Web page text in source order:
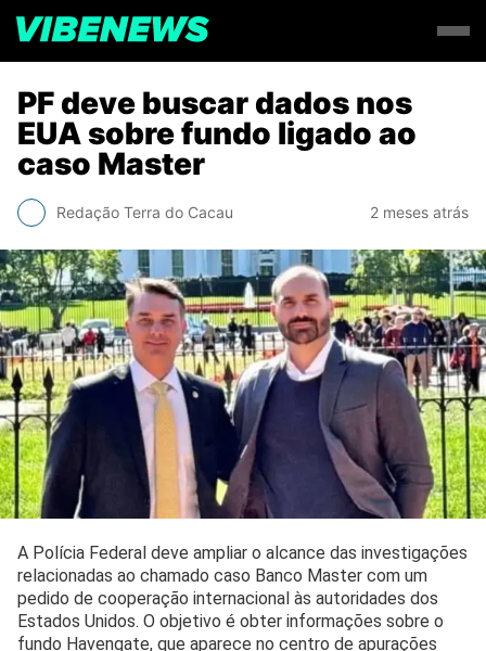
PF deve buscar dados nos
EUA sobre fundo ligado ao
caso Master
Redação Terra do Cacau 2 meses atrás
A Polícia Federal deve ampliar o alcance das investigações
relacionadas ao chamado caso Banco Master com um
pedido de cooperação internacional às autoridades dos
Estados Unidos. O objetivo é obter informações sobre o
fundo Havengate, que aparece no centro de apurações